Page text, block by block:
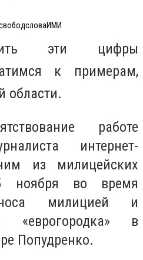
эти цифры
к примерам,
области.
работе
интернет-
из милицейских
ноября во время
милицией и
«еврогородка» в
Попудренко.